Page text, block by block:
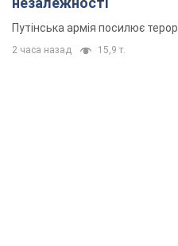
Путінська армія посилює терор
2 часа назад 15,9 т.